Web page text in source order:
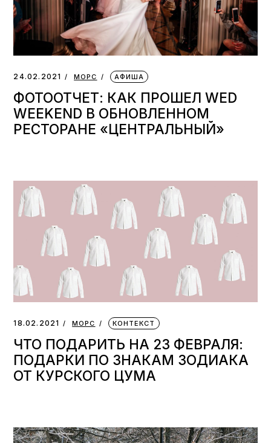
24.02.2021 МОРС АФИША
ФОТООТЧЕТ: КАК ПРОШЕЛ WED
WEEKEND В ОБНОВЛЕННОМ
РЕСТОРАНЕ «ЦЕНТРАЛЬНЫЙ»
18.02.2021 МОРС КОНТЕКСТ
ЧТО ПОДАРИТЬ НА 23 ФЕВРАЛЯ:
ПОДАРКИ ПО ЗНАКАМ ЗОДИАКА
ОТ КУРСКОГО ЦУМА